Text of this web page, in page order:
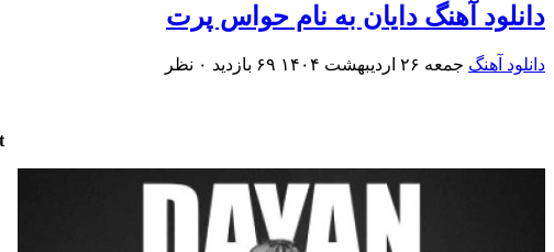
دانلود آهنگ دایان به نام حواس پرت
دانلود آهنگ جمعه ۲۶ اردیبهشت ۱۴۰۴ ۶۹ بازدید ۰ نظر